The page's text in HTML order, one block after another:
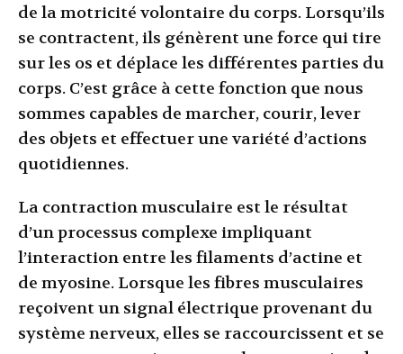
de la motricité volontaire du corps. Lorsqu’ils
se contractent, ils génèrent une force qui tire
sur les os et déplace les différentes parties du
corps. C’est grâce à cette fonction que nous
sommes capables de marcher, courir, lever
des objets et effectuer une variété d’actions
quotidiennes.
La contraction musculaire est le résultat
d’un processus complexe impliquant
l’interaction entre les filaments d’actine et
de myosine. Lorsque les fibres musculaires
reçoivent un signal électrique provenant du
système nerveux, elles se raccourcissent et se